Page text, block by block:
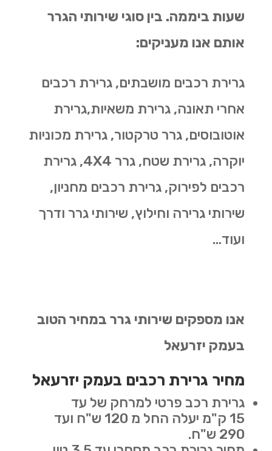
שעות ביממה. בין סוגי שירותי הגרר
אותם אנו מעניקים:
גרירת רכבים מושבתים, גרירת רכבים
אחרי תאונה, גרירת משאיות,גרירת
אוטובוסים, גרר טרקטור, גרירת מכוניות
יוקרה, גרירת שטח, גרר 4X4, גרירת
רכבים לפירוק, גרירת רכבים מחניון,
שירותי גרירה וחילוץ, שירותי גרר ודרך
ועוד…
אנו מספקים שירותי גרר במחיר הטוב
בעמק יזרעאל
מחיר גרירת רכבים בעמק יזרעאל
גרירת רכב פרטי למרחק של עד
15 ק"מ יעלה החל מ 120 ש"ח ועד
290 ש"ח.